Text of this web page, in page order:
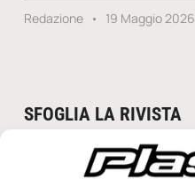
Redazione 19 Maggio 2026
SFOGLIA LA RIVISTA